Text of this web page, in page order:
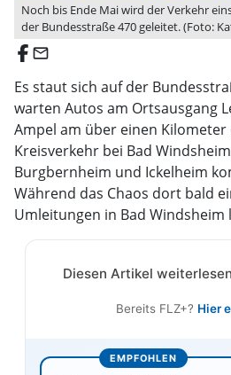
Noch bis Ende Mai wird der Verkehr
der Bundesstraße 470 geleitet. (Foto:
email
Es staut sich auf der
warten Autos am Ortsausgang
Ampel am über einen
Kreisverkehr bei Bad
Burgbernheim und Ickelheim
Während das Chaos dort bald
Umleitungen in Bad Windsheim
Diesen Artikel
Bereits FLZ+? Hier
EMPFOHLEN